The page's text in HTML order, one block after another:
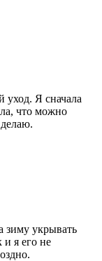
уход. Я сначала
что можно
зиму укрывать
я его не